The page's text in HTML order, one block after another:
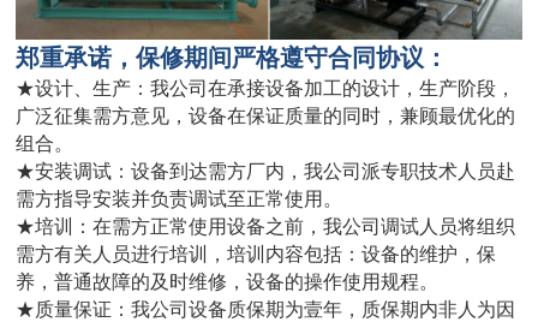
郑重承诺，保修期间严格遵守合同协议：
★设计、生产：我公司在承接设备加工的设计，生产阶段，
广泛征集需方意见，设备在保证质量的同时，兼顾最优化的
组合。
★安装调试：设备到达需方厂内，我公司派专职技术人员赴
需方指导安装并负责调试至正常使用。
★培训：在需方正常使用设备之前，我公司调试人员将组织
需方有关人员进行培训，培训内容包括：设备的维护，保
养，普通故障的及时维修，设备的操作使用规程。
★质量保证：我公司设备质保期为壹年，质保期内非人为因